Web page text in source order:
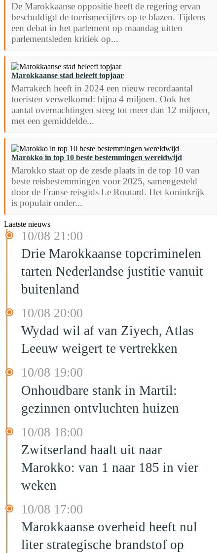
De Marokkaanse oppositie heeft de regering ervan
beschuldigd de toerismecijfers op te blazen. Tijdens
een debat in het parlement op maandag uitten
parlementsleden kritiek op...
Marokkaanse stad beleeft topjaar
Marrakech heeft in 2024 een nieuw recordaantal
toeristen verwelkomd: bijna 4 miljoen. Ook het
aantal overnachtingen steeg tot meer dan 12 miljoen,
met een gemiddelde...
Marokko in top 10 beste bestemmingen wereldwijd
Marokko staat op de zesde plaats in de top 10 van
beste reisbestemmingen voor 2025, samengesteld
door de Franse reisgids Le Routard. Het koninkrijk
is populair onder...
Laatste nieuws
10/08 21:00
Drie Marokkaanse topcriminelen
tarten Nederlandse justitie vanuit
buitenland
10/08 20:00
Wydad wil af van Ziyech, Atlas
Leeuw weigert te vertrekken
10/08 19:00
Onhoudbare stank in Martil:
gezinnen ontvluchten huizen
10/08 18:00
Zwitserland haalt uit naar
Marokko: van 1 naar 185 in vier
weken
10/08 17:00
Marokkaanse overheid heeft nul
liter strategische brandstof op